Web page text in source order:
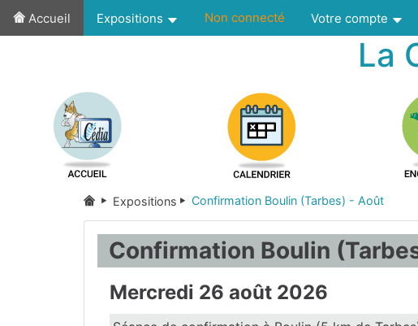
Accueil Expositions Non connecté Votre compte
La
Expositions Confirmation Boulin (Tarbes) - Août
Confirmation Boulin
Mercredi 26 août 2026